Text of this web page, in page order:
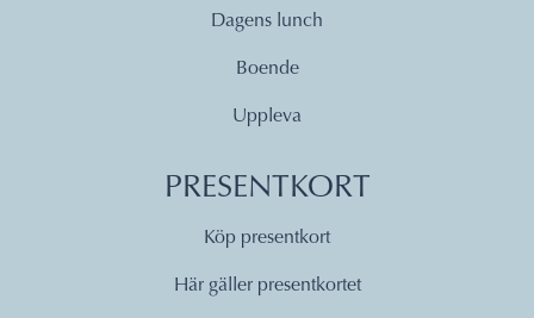
Dagens lunch
Boende
Uppleva
PRESENTKORT
Köp presentkort
Här gäller presentkortet